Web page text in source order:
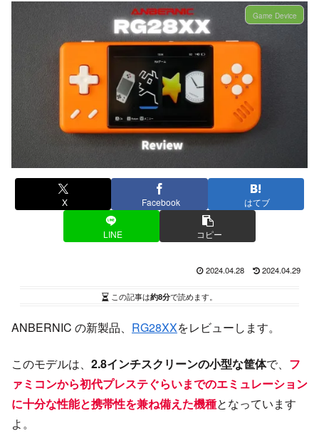
Game Device
X Facebook はてブ
LINE コピー
2024.04.28 2024.04.29
この記事は約8分で読めます。
ANBERNIC の新製品、 RG28XXをレビューします。
このモデルは、 2.8インチスクリーンの小型な筐体で、 フ
ァミコンから初代プレステぐらいまでのエミュレーション
に十分な性能と携帯性を兼ね備えた機種となっています
よ。